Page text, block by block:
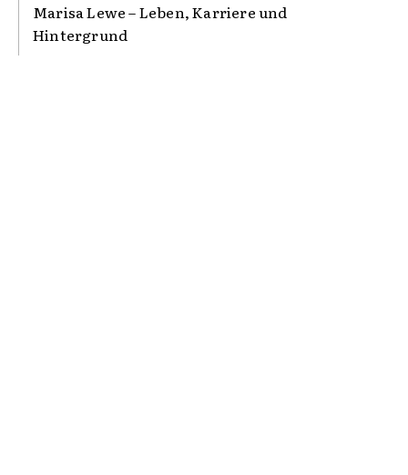
Marisa Lewe – Leben, Karriere und
Hintergrund